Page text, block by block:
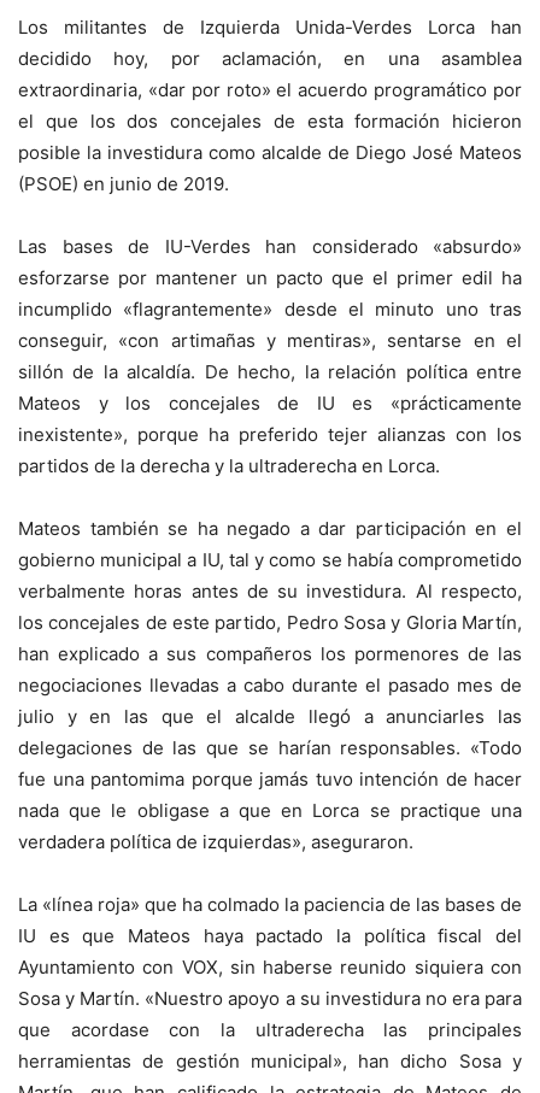
Los militantes de Izquierda Unida-Verdes Lorca han
decidido hoy, por aclamación, en una asamblea
extraordinaria, «dar por roto» el acuerdo programático por
el que los dos concejales de esta formación hicieron
posible la investidura como alcalde de Diego José Mateos
(PSOE) en junio de 2019.
Las bases de IU-Verdes han considerado «absurdo»
esforzarse por mantener un pacto que el primer edil ha
incumplido «flagrantemente» desde el minuto uno tras
conseguir, «con artimañas y mentiras», sentarse en el
sillón de la alcaldía. De hecho, la relación política entre
Mateos y los concejales de IU es «prácticamente
inexistente», porque ha preferido tejer alianzas con los
partidos de la derecha y la ultraderecha en Lorca.
Mateos también se ha negado a dar participación en el
gobierno municipal a IU, tal y como se había comprometido
verbalmente horas antes de su investidura. Al respecto,
los concejales de este partido, Pedro Sosa y Gloria Martín,
han explicado a sus compañeros los pormenores de las
negociaciones llevadas a cabo durante el pasado mes de
julio y en las que el alcalde llegó a anunciarles las
delegaciones de las que se harían responsables. «Todo
fue una pantomima porque jamás tuvo intención de hacer
nada que le obligase a que en Lorca se practique una
verdadera política de izquierdas», aseguraron.
La «línea roja» que ha colmado la paciencia de las bases de
IU es que Mateos haya pactado la política fiscal del
Ayuntamiento con VOX, sin haberse reunido siquiera con
Sosa y Martín. «Nuestro apoyo a su investidura no era para
que acordase con la ultraderecha las principales
herramientas de gestión municipal», han dicho Sosa y